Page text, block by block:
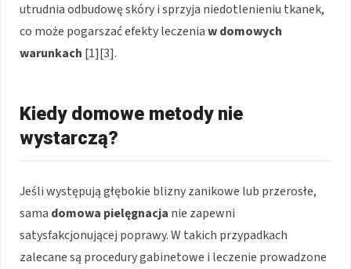
utrudnia odbudowę skóry i sprzyja niedotlenieniu tkanek,
co może pogarszać efekty leczeniaw domowych
warunkach [1][3].
Kiedy domowe metody nie
wystarczą?
Jeśli występują głębokie blizny zanikowe lub przerosłe,
sama domowa pielęgnacja nie zapewni
satysfakcjonującej poprawy. W takich przypadkach
zalecane są procedury gabinetowe i leczenie prowadzone